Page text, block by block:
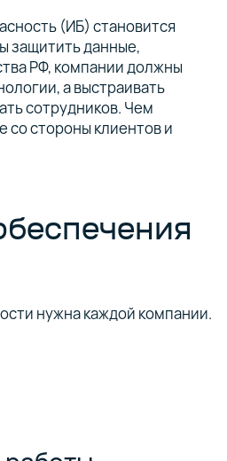
(ИБ) становится
защитить данные,
РФ, компании должны
а выстраивать
сотрудников. Чем
со стороны клиентов и
нужна каждой компании.